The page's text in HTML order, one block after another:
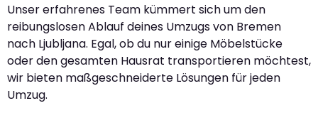
Unser erfahrenes Team kümmert sich um den
reibungslosen Ablauf deines Umzugs von Bremen
nach Ljubljana. Egal, ob du nur einige Möbelstücke
oder den gesamten Hausrat transportieren möchtest,
wir bieten maßgeschneiderte Lösungen für jeden
Umzug.